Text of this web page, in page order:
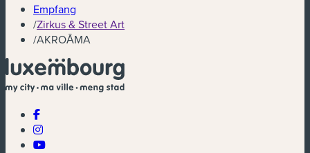
Empfang
/Zirkus & Street Art
/AKROĀMA